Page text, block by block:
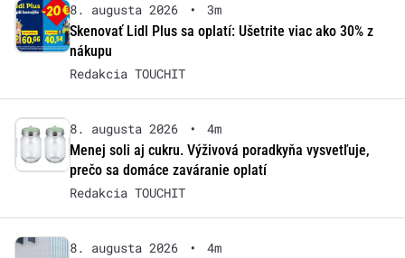
8. augusta 2026 •
3m
Skenovať Lidl Plus sa oplatí: Ušetrite viac ako 30% z
nákupu
Redakcia TOUCHIT
8. augusta 2026 •
4m
Menej soli aj cukru. Výživová poradkyňa vysvetľuje,
prečo sa domáce zaváranie oplatí
Redakcia TOUCHIT
8. augusta 2026 •
4m